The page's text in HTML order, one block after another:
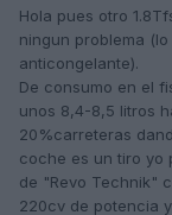
Hola pues otro
ningun problema
anticongelante).
De consumo en el
unos 8,4-8,5 litros
20%carreteras
coche es un tiro yo
de "Revo Technik"
220cv de potencia